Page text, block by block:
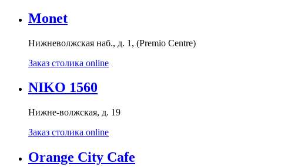
Monet
Нижневолжская наб., д. 1, (Premio Centre)
Заказ столика online
NIKO 1560
Нижне-волжская, д. 19
Заказ столика online
Orange City Cafe